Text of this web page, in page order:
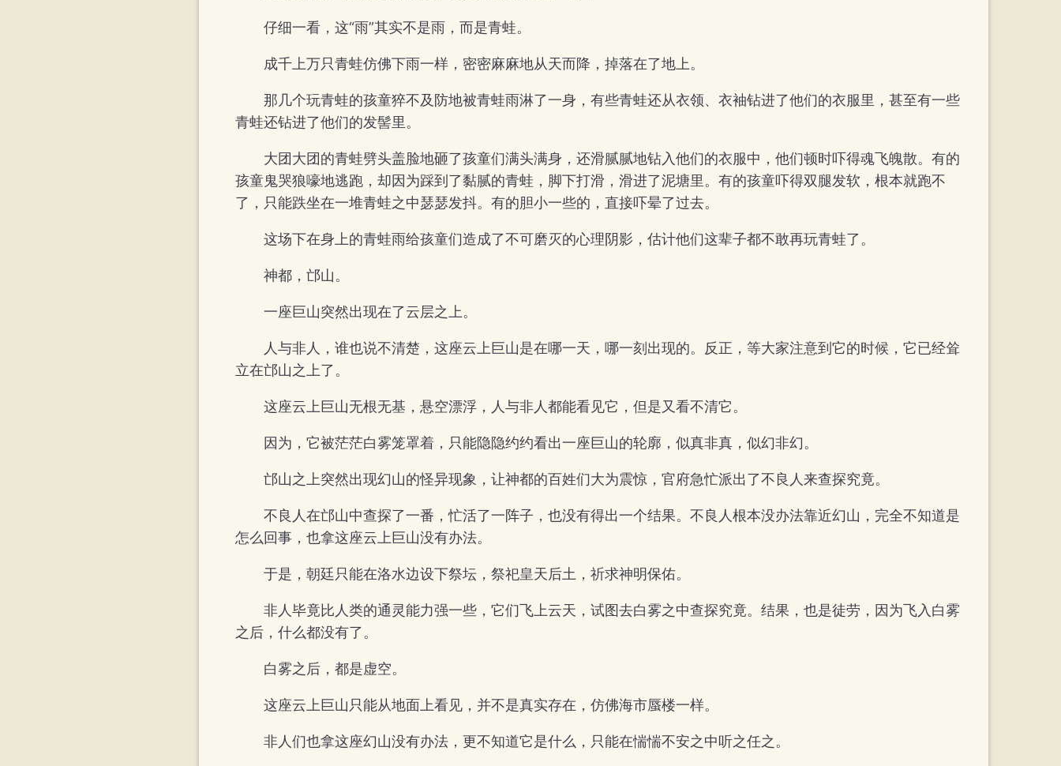
仔细一看，这“雨”其实不是雨，而是青蛙。
成千上万只青蛙仿佛下雨一样，密密麻麻地从天而降，掉落在了地上。
那几个玩青蛙的孩童猝不及防地被青蛙雨淋了一身，有些青蛙还从衣领、衣袖钻进了他们的衣服里，甚至有一些
青蛙还钻进了他们的发髻里。
大团大团的青蛙劈头盖脸地砸了孩童们满头满身，还滑腻腻地钻入他们的衣服中，他们顿时吓得魂飞魄散。有的
孩童鬼哭狼嚎地逃跑，却因为踩到了黏腻的青蛙，脚下打滑，滑进了泥塘里。有的孩童吓得双腿发软，根本就跑不
了，只能跌坐在一堆青蛙之中瑟瑟发抖。有的胆小一些的，直接吓晕了过去。
这场下在身上的青蛙雨给孩童们造成了不可磨灭的心理阴影，估计他们这辈子都不敢再玩青蛙了。
神都，邙山。
一座巨山突然出现在了云层之上。
人与非人，谁也说不清楚，这座云上巨山是在哪一天，哪一刻出现的。反正，等大家注意到它的时候，它已经耸
立在邙山之上了。
这座云上巨山无根无基，悬空漂浮，人与非人都能看见它，但是又看不清它。
因为，它被茫茫白雾笼罩着，只能隐隐约约看出一座巨山的轮廓，似真非真，似幻非幻。
邙山之上突然出现幻山的怪异现象，让神都的百姓们大为震惊，官府急忙派出了不良人来查探究竟。
不良人在邙山中查探了一番，忙活了一阵子，也没有得出一个结果。不良人根本没办法靠近幻山，完全不知道是
怎么回事，也拿这座云上巨山没有办法。
于是，朝廷只能在洛水边设下祭坛，祭祀皇天后土，祈求神明保佑。
非人毕竟比人类的通灵能力强一些，它们飞上云天，试图去白雾之中查探究竟。结果，也是徒劳，因为飞入白雾
之后，什么都没有了。
白雾之后，都是虚空。
这座云上巨山只能从地面上看见，并不是真实存在，仿佛海市蜃楼一样。
非人们也拿这座幻山没有办法，更不知道它是什么，只能在惴惴不安之中听之任之。